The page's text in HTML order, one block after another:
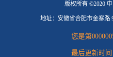
版权所有 ©2020
地址：安徽省合肥市金寨路
您是第
最后更新时间